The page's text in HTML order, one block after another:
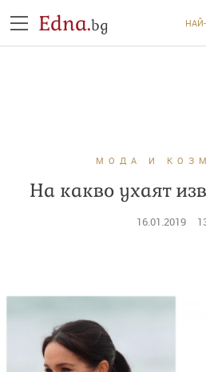
Edna.bg
МОДА И
На какво ухаят
16.01.2019